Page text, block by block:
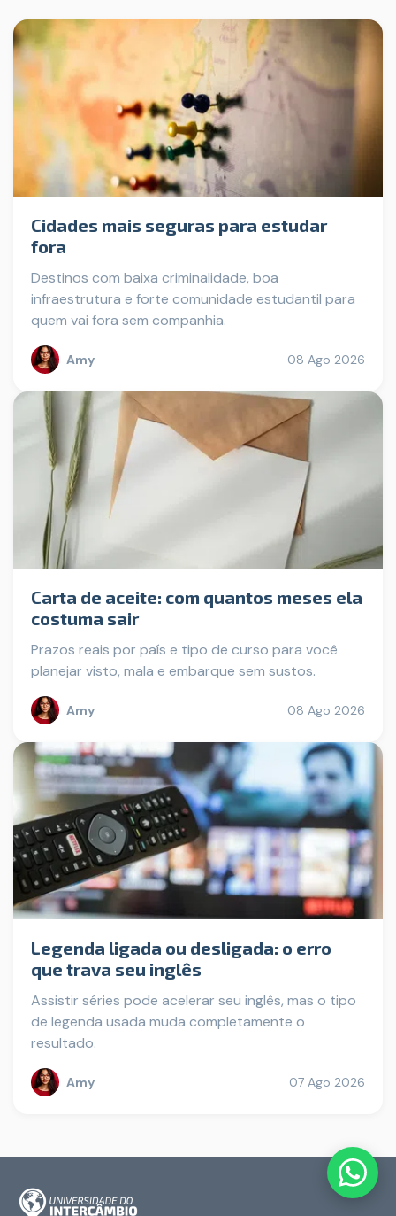
Cidades mais seguras para estudar
fora
Destinos com baixa criminalidade, boa
infraestrutura e forte comunidade estudantil para
quem vai fora sem companhia.
Amy 08 Ago 2026
Carta de aceite: com quantos meses ela
costuma sair
Prazos reais por país e tipo de curso para você
planejar visto, mala e embarque sem sustos.
Amy 08 Ago 2026
Legenda ligada ou desligada: o erro
que trava seu inglês
Assistir séries pode acelerar seu inglês, mas o tipo
de legenda usada muda completamente o
resultado.
Amy 07 Ago 2026